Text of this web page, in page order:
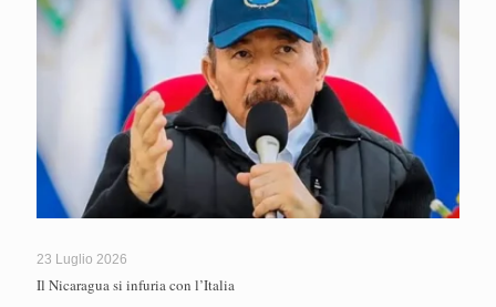
23 Luglio 2026
Il Nicaragua si infuria con l’Italia